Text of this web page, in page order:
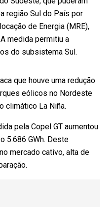
região Sul do País por
de Energia (MRE),
medida permitiu a
do subsistema Sul.
que houve uma redução
eólicos no Nordeste
climático La Niña.
pela Copel GT aumentou
5.686 GWh. Deste
mercado cativo, alta de